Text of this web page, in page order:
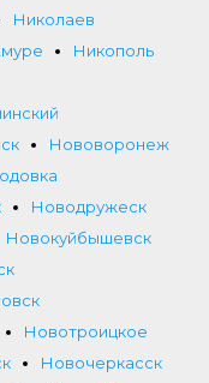
Николаев
Никополь
Нововоронеж
Новодружеск
Новокуйбышевск
Новотроицкое
Новочеркасск